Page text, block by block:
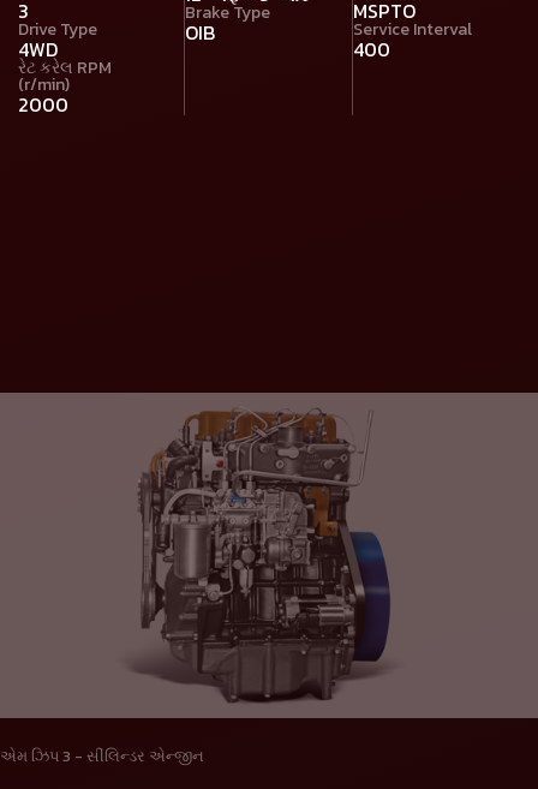
3
Drive Type
4WD
રેટ કરેલ RPM
(r/min)
2000
Brake Type
OIB
MSPTO
Service Interval
400
એમ ઝિપ 3 - સીંલિન્ડર એન્જીન